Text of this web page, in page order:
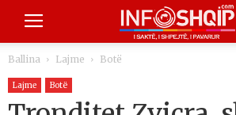
Ballina Lajme Botë
Lajme Botë